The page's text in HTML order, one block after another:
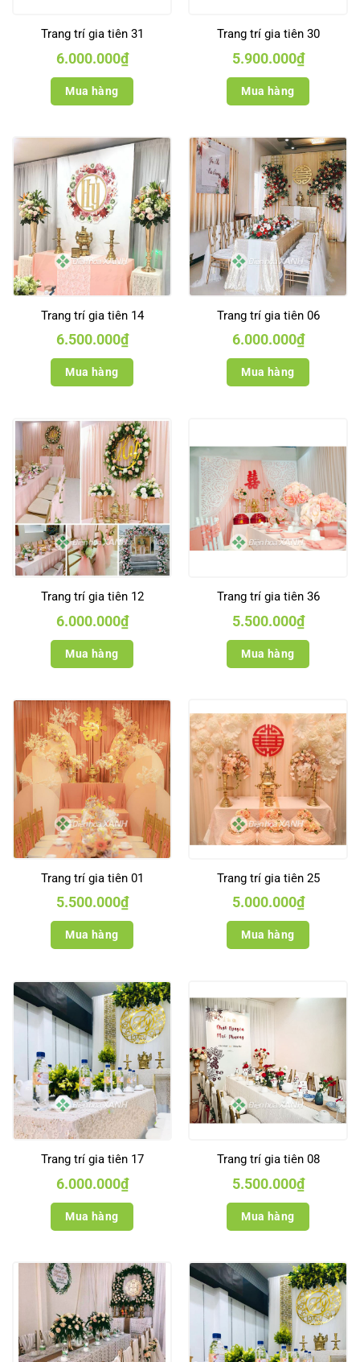
Trang trí gia tiên 31
6.000.000₫
Mua hàng
Trang trí gia tiên 30
5.900.000₫
Mua hàng
Trang trí gia tiên 14
6.500.000₫
Mua hàng
Trang trí gia tiên 06
6.000.000₫
Mua hàng
Trang trí gia tiên 12
6.000.000₫
Mua hàng
Trang trí gia tiên 36
5.500.000₫
Mua hàng
Trang trí gia tiên 01
5.500.000₫
Mua hàng
Trang trí gia tiên 25
5.000.000₫
Mua hàng
Trang trí gia tiên 17
6.000.000₫
Mua hàng
Trang trí gia tiên 08
5.500.000₫
Mua hàng